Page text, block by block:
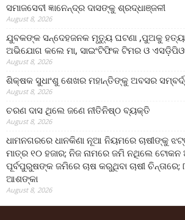
ସମାଜସେବୀ ଜ୍ଞାନେନ୍ଦ୍ର ଦାସଙ୍କୁ ଶ୍ରଦ୍ଧାଞ୍ଜଳୀ
August 8, 2026
ଯୁବକଙ୍କ ସନ୍ଦେହଜନକ ମୃତ୍ୟୁ ଘଟଣା ,ପୁଅକୁ ହତ୍ୟା
ଅଭିଯୋଗ କଲେ ମା, ସାଇଂଟିଫିକ ଟିମର ଓ
August 8, 2026
ଶିକ୍ଷକ ସୁଧାଂଶୁ ଶେଖର ମହାନ୍ତିଙ୍କୁ ଅବସର
August 8, 2026
ଚରଣ ଦାସ ଥିଲେ ଜଣେ ନୀତିନିଷ୍ଠ ବ୍ୟକ୍ତି
August 8, 2026
ଧାମନଗରରେ ଧାନକିଣା ନୂଆ ନିୟମରେ ଚାଷୀଙ୍କୁ
ମାତ୍ର ୧୦ ହଜାର; ନିଜ ନାମରେ ଜମି ନଥିଲେ
ପୂର୍ବପୁରୁଷଙ୍କ ଜମିରେ ଚାଷ କରୁଥିବା ଚାଷୀ ଚିନ୍ତାରେ;
ଆଶଙ୍କା
August 8, 2026